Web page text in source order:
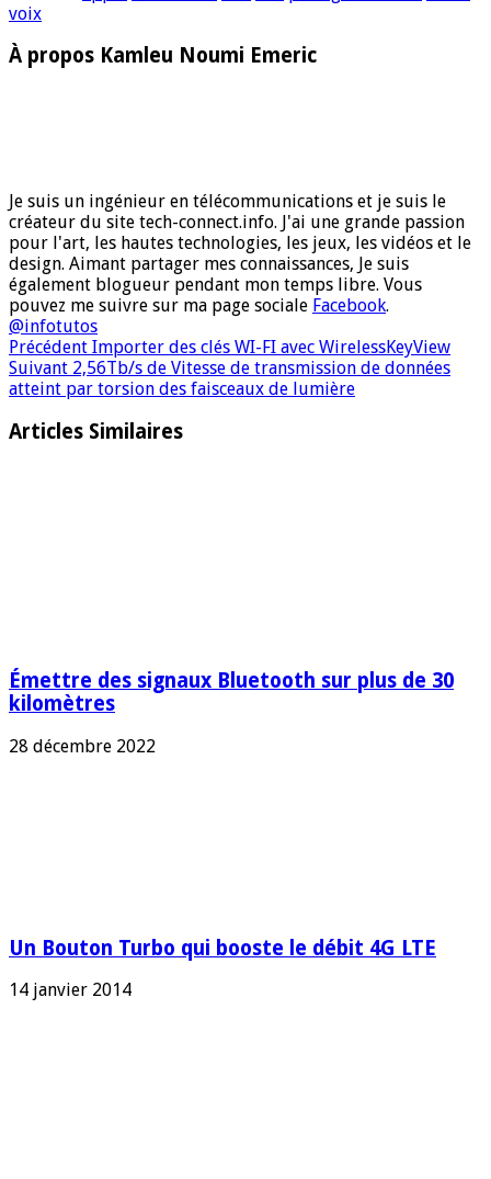
voix
À propos Kamleu Noumi Emeric
Je suis un ingénieur en télécommunications et je suis le
créateur du site tech-connect.info. J'ai une grande passion
pour l'art, les hautes technologies, les jeux, les vidéos et le
design. Aimant partager mes connaissances, Je suis
également blogueur pendant mon temps libre. Vous
pouvez me suivre sur ma page sociale Facebook.
@infotutos
Précédent Importer des clés WI-FI avec WirelessKeyView
Suivant 2,56Tb/s de Vitesse de transmission de données
atteint par torsion des faisceaux de lumière
Articles Similaires
Émettre des signaux Bluetooth sur plus de 30
kilomètres
28 décembre 2022
Un Bouton Turbo qui booste le débit 4G LTE
14 janvier 2014